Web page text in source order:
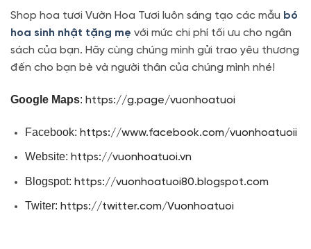
Shop hoa tươi Vườn Hoa Tươi luôn sáng tạo các mẫu bó
hoa sinh nhật tặng mẹ với mức chi phí tối ưu cho ngân
sách của bạn. Hãy cùng chúng mình gửi trao yêu thương
đến cho bạn bè và người thân của chúng mình nhé!
Google Maps: https://g.page/vuonhoatuoi
Facebook: https://www.facebook.com/vuonhoatuoii
Website: https://vuonhoatuoi.vn
Blogspot: https://vuonhoatuoi80.blogspot.com
Twiter: https://twitter.com/Vuonhoatuoi